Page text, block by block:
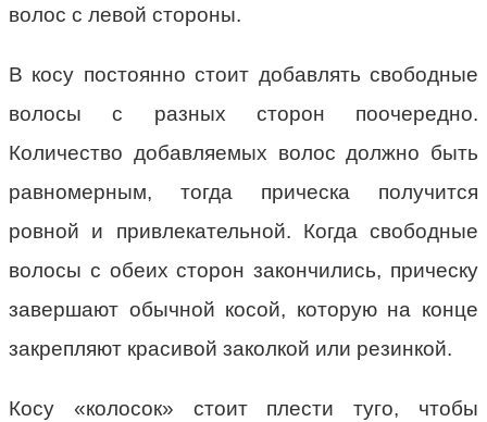
волос с левой стороны.
В косу постоянно стоит добавлять свободные
волосы с разных сторон поочередно.
Количество добавляемых волос должно быть
равномерным, тогда прическа получится
ровной и привлекательной. Когда свободные
волосы с обеих сторон закончились, прическу
завершают обычной косой, которую на конце
закрепляют красивой заколкой или резинкой.
Косу «колосок» стоит плести туго, чтобы